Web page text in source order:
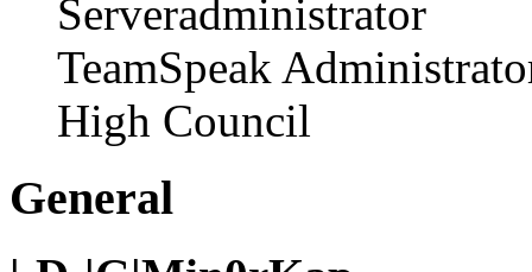
Serveradministrator
TeamSpeak
High Council
General